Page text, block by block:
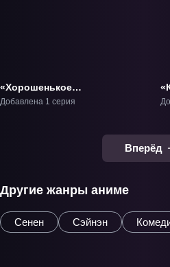
«Хорошенькое
лекарство: Все звёзды.
Добавлена 1 серия
Вперёд
Другие жанры аниме
Сенен Сэйнэн